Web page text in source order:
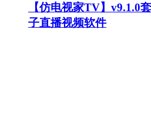
【仿电视家TV】v9.1.0
子直播视频软件